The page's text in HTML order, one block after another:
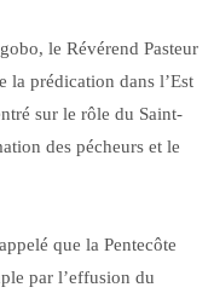
le Révérend Pasteur
la prédication dans l’Est
sur le rôle du Saint-
des pécheurs et le
que la Pentecôte
par l’effusion du